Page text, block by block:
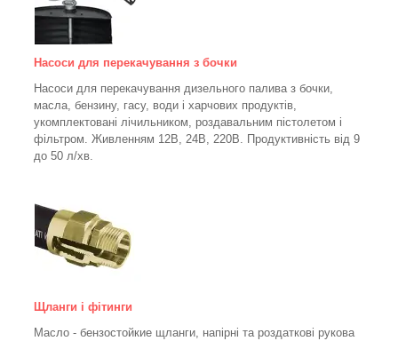
Насоси для перекачування з бочки
Насоси для перекачування дизельного палива з бочки,
масла, бензину, гасу, води і харчових продуктів,
укомплектовані лічильником, роздавальним пістолетом і
фільтром. Живленням 12В, 24В, 220В. Продуктивність від 9
до 50 л/хв.
Щланги і фітинги
Масло - бензостойкие щланги, напірні та роздаткові рукова